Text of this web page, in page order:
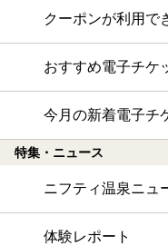
クーポンが利用で
おすすめ電子チケ
今月の新着電子チ
特集・ニュース
ニフティ温泉ニュ
体験レポート